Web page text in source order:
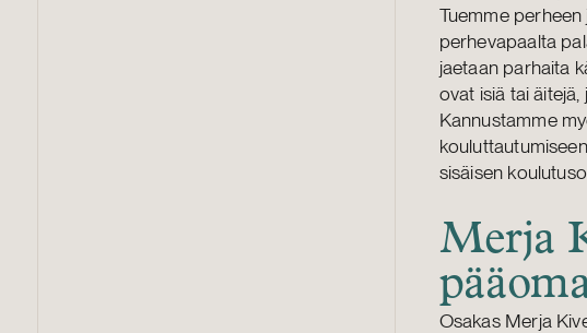
Tuemme
perhevapaalta
jaetaan parhaita
ovat isiä tai
Kannustamme
sisäisen
Merja
Osakas Merja